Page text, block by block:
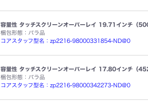
容量性 タッチスクリーンオーバーレイ 19.71インチ（
梱包形態：バラ品
コアスタッフ型名：zp2216-98000331854-ND@0
容量性 タッチスクリーンオーバーレイ 17.80インチ（
梱包形態：バラ品
コアスタッフ型名：zp2216-98000342273-ND@0